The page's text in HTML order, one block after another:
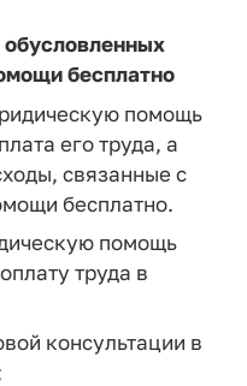
бесплатно
помощь
его труда, а
связанные с
бесплатно.
помощь
труда в
консультации в